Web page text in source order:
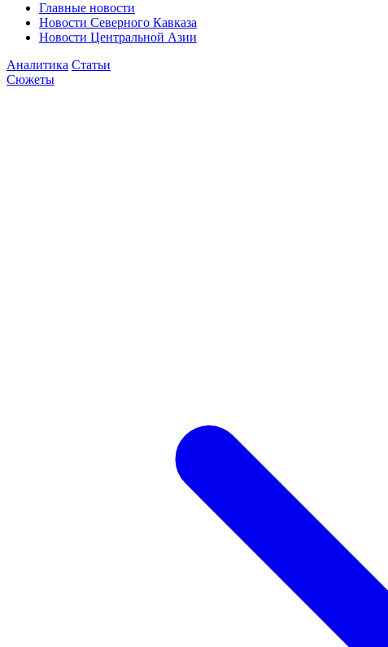
Главные новости
Новости Северного Кавказа
Новости Центральной Азии
Аналитика Статьи
Сюжеты